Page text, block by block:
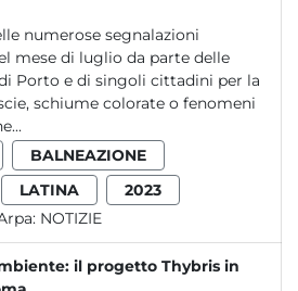
numerose segnalazioni
mese di luglio da parte delle
Porto e di singoli cittadini per la
schiume colorate o fenomeni
BALNEAZIONE
LATINA
2023
NOTIZIE
il progetto Thybris in